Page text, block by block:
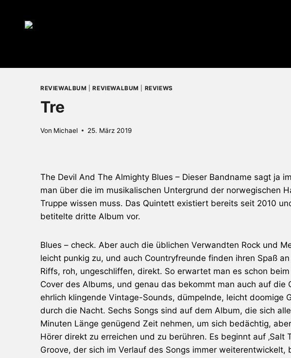
REVIEWALBUM |REVIEWALBUM REVIEWS
Tre
Von Michael 25. März 2019
The Devil And The Almighty Blues – Dieser Bandname sagt ja
man über die im musikalischen Untergrund der norwegischen
Truppe wissen muss. Das Quintett existiert bereits seit 2010
betitelte dritte Album vor.
Blues – check. Aber auch die üblichen Verwandten Rock und
leicht punkig zu, und auch Countryfreunde finden ihren Spaß an
Riffs, roh, ungeschliffen, direkt. So erwartet man es schon
Cover des Albums, und genau das bekommt man auch auf die
ehrlich klingende Vintage-Sounds, dümpelnde, leicht doomige
durch die Nacht. Sechs Songs sind auf dem Album, die sich
Minuten Länge genügend Zeit nehmen, um sich bedächtig,
Hörer direkt zu erreichen und zu berühren. Es beginnt auf ‚Salt
Groove, der sich im Verlauf des Songs immer weiterentwickelt,